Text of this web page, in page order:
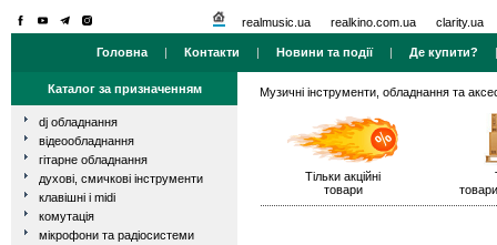
realmusic.ua realkino.com.ua clarity.ua
Головна | Контакти | Новини та події| Де купити?
Каталог за призначенням
dj обладнання
відеообладнання
гітарне обладнання
духові, смичкові інструменти
клавішні і midi
комутація
мікрофони та радіосистеми
Музичні інструменти, обладнання та
Тільки акційні
товари